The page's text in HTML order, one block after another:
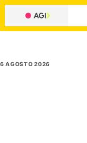
6 AGOSTO 2026